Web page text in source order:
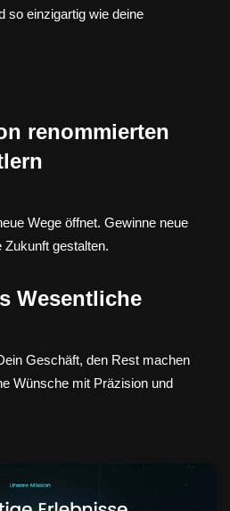
so einzigartig wie deine
renommierten
Wege öffnet. Gewinne neue
Zukunft gestalten.
Wesentliche
Geschäft, den Rest machen
Wünsche mit Präzision und